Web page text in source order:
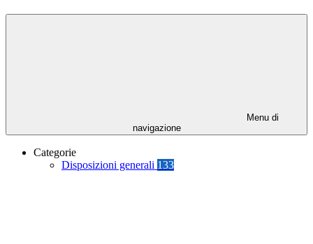
Menu di
navigazione
Categorie
Disposizioni generali 133